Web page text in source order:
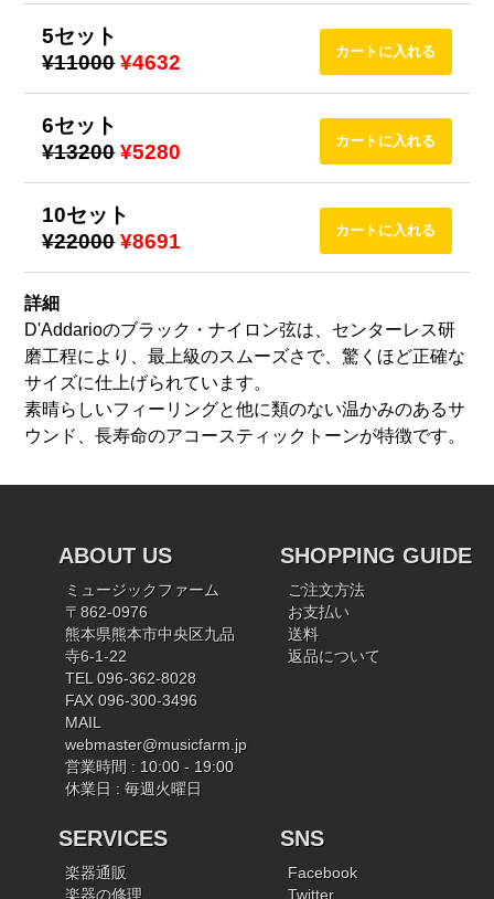
5セット
¥11000 ¥4632
6セット
¥13200 ¥5280
10セット
¥22000 ¥8691
詳細
D'Addarioのブラック・ナイロン弦は、センターレス研
磨工程により、最上級のスムーズさで、驚くほど正確な
サイズに仕上げられています。
素晴らしいフィーリングと他に類のない温かみのあるサ
ウンド、長寿命のアコースティックトーンが特徴です。
ABOUT US
ミュージックファーム
〒862-0976
熊本県熊本市中央区九品
寺6-1-22
TEL 096-362-8028
FAX 096-300-3496
MAIL
webmaster@musicfarm.jp
営業時間 : 10:00 - 19:00
休業日 : 毎週火曜日
SHOPPING GUIDE
ご注文方法
お支払い
送料
返品について
SERVICES
楽器通販
楽器の修理
SNS
Facebook
Twitter